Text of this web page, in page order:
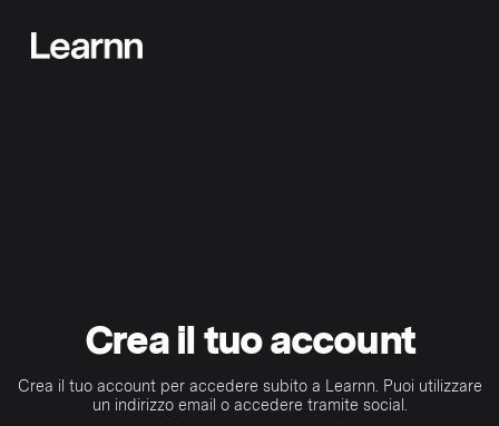
Crea il tuo account
Crea il tuo account per accedere subito a Learnn. Puoi utilizzare
un indirizzo email o accedere tramite social.